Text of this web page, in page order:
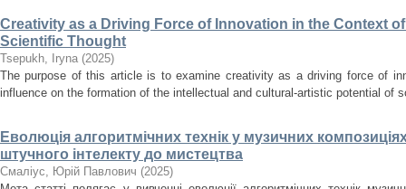
Creativity as a Driving Force of Innovation in the Context
Scientific Thought
Tsepukh, Iryna (2025)
The purpose of this article is to examine creativity as a driving force of
influence on the formation of the intellectual and cultural-artistic potential of
Еволюція алгоритмічних технік у музичних
штучного інтелекту до мистецтва
Смаліус, Юрій Павлович (2025)